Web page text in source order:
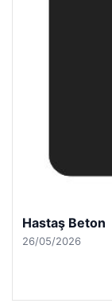
Hastaş Beton
26/05/2026